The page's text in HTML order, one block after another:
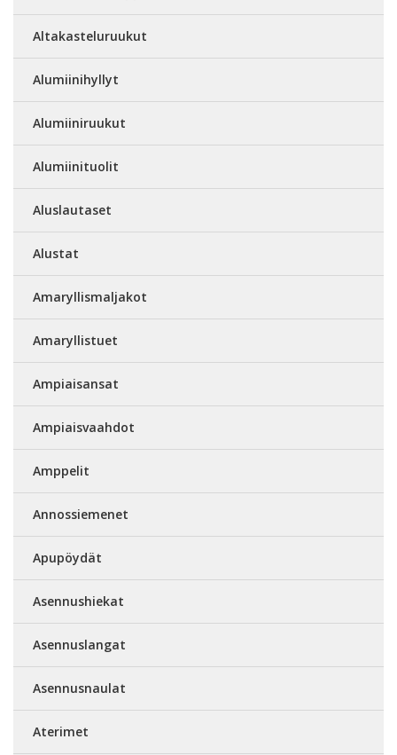
Altakasteluruukut
Alumiinihyllyt
Alumiiniruukut
Alumiinituolit
Aluslautaset
Alustat
Amaryllismaljakot
Amaryllistuet
Ampiaisansat
Ampiaisvaahdot
Amppelit
Annossiemenet
Apupöydät
Asennushiekat
Asennuslangat
Asennusnaulat
Aterimet